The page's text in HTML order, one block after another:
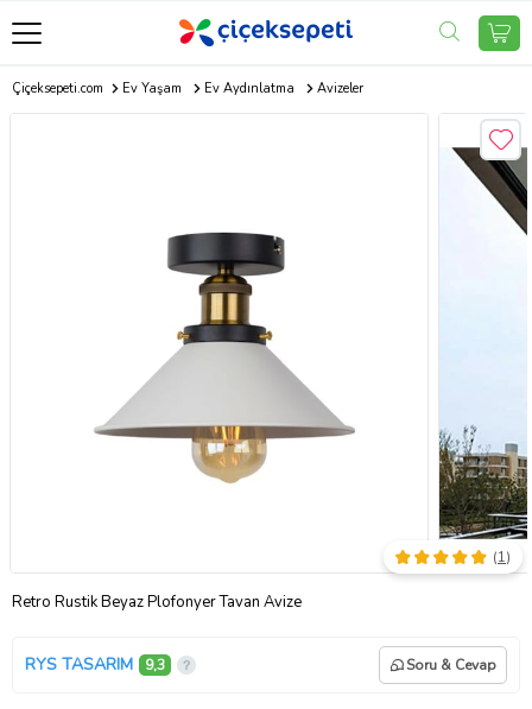
Çiçeksepeti.com Ev Yaşam Ev Aydınlatma Avizeler
Retro Rustik Beyaz Plofonyer Tavan Avize
(1)
RYS TASARIM 9,3 Soru & Cevap